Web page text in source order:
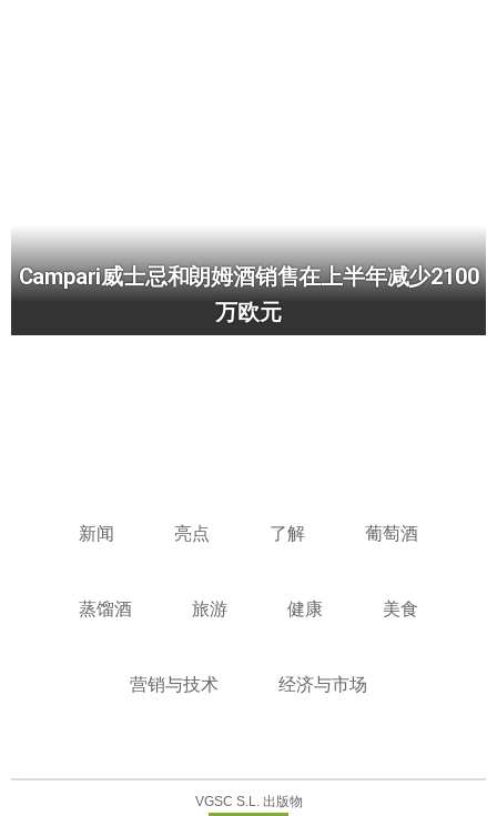
Campari威士忌和朗姆酒销售在上半年减少2100
万欧元
新闻 亮点 了解 葡萄酒
蒸馏酒 旅游 健康 美食
营销与技术 经济与市场
VGSC S.L. 出版物